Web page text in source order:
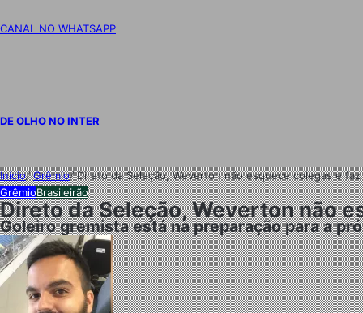
CANAL NO WHATSAPP
DE OLHO NO INTER
Início/Grêmio/Direto da Seleção, Weverton não esquece colegas e
GrêmioBrasileirão
Direto da Seleção, Weverton não
Goleiro gremista está na preparação para a